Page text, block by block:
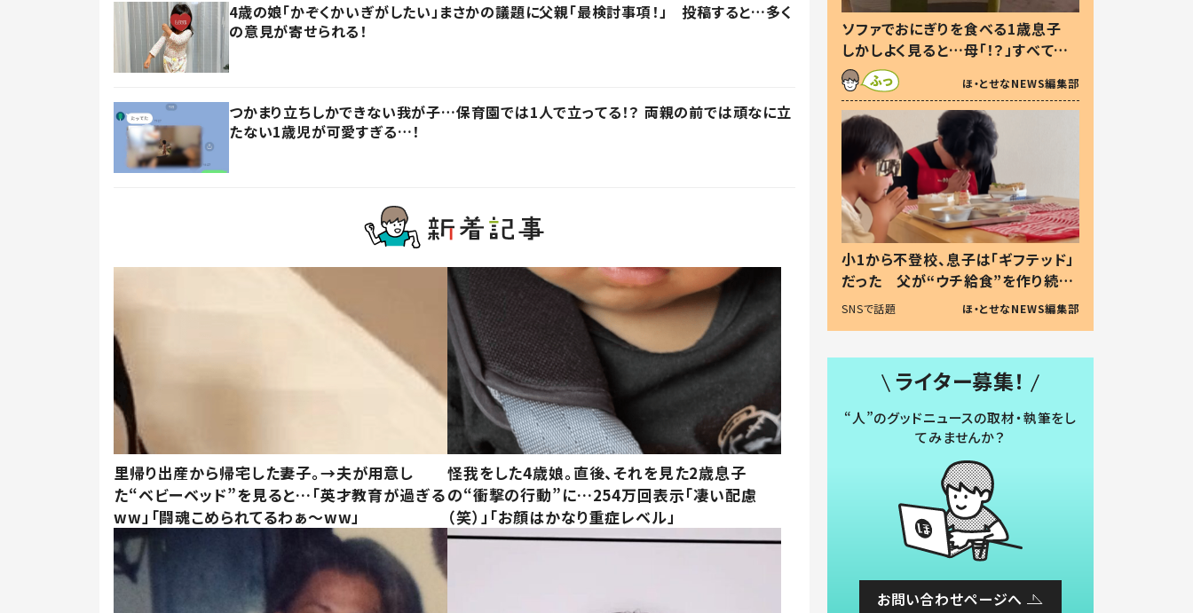
4歳の娘「かぞくかいぎがしたい」まさかの議題に父親「最検討事項！」 投稿すると…多く
の意見が寄せられる！
つかまり立ちしかできない我が子…保育園では1人で立ってる！？ 両親の前では頑なに立
たない1歳児が可愛すぎる…！
里帰り出産から帰宅した妻子。→夫が用意し
た“ベビーベッド”を見ると…「英才教育が過ぎる
ww」「闘魂こめられてるわぁ～ww」
怪我をした4歳娘。直後、それを見た2歳息子
の“衝撃の行動”に…254万回表示「凄い配慮
（笑）」「お顔はかなり重症レベル」
ソファでおにぎりを食べる1歳息子
しかしよく見ると…母「！？」すべてを
察した母の投稿に「可愛いから許
す！」「現行犯〜」
ほ・とせなNEWS編集部
小1から不登校、息子は「ギフテッド」
だった 父が“ウチ給食”を作り続け
る理由とは #令和の親 #令和の子
SNSで話題 ほ・とせなNEWS編集部
ライター募集！
“人”のグッドニュースの取材・執筆をし
てみませんか？
お問い合わせページへ